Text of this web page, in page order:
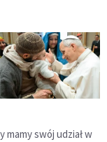
mamy swój udział w